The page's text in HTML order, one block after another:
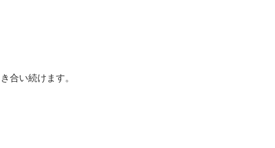
い続けます。